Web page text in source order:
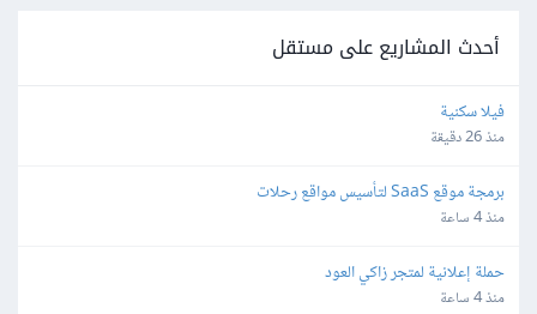
أحدث المشاريع على مستقل
فيلا سكنية
منذ 26 دقيقة
برمجة موقع SaaS لتأسيس مواقع رحلات
منذ 4 ساعة
حملة إعلانية لمتجر زاكي العود
منذ 4 ساعة